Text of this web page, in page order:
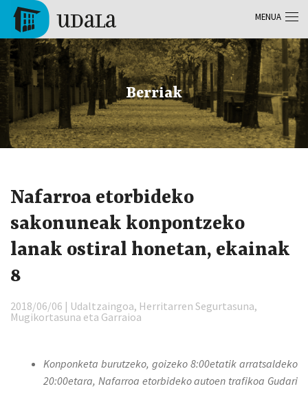
Skip to main content
Tolosa
Berriak
Nafarroa etorbideko
sakonuneak konpontzeko
lanak ostiral honetan, ekainak
8
2018/06/06 | Udaltzaingoa, Herritarren Segurtasuna,
Mugikortasuna eta Garraioa
Konponketa burutzeko, goizeko 8:00etatik arratsaldeko
20:00etara, Nafarroa etorbideko autoen trafikoa Gudari
MENUA